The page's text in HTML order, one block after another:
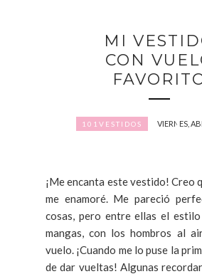
MI
CON
101VESTIDOS VIERNES,
¡Me encanta este vestido! Creo
me enamoré. Me pareció
cosas, pero entre ellas el
mangas, con los hombros al
vuelo. ¡Cuando me lo puse la
de dar vueltas! Algunas